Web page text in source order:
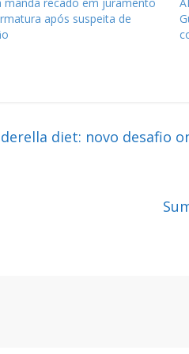
manda recado em juramento
após suspeita de
diet: novo desafio